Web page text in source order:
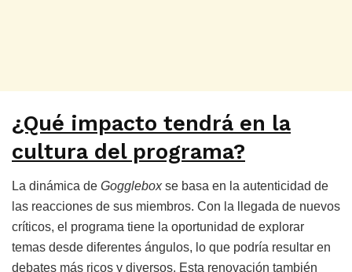
¿Qué impacto tendrá en la
cultura del programa?
La dinámica de Goggleboxse basa en la autenticidad de
las reacciones de sus miembros. Con la llegada de nuevos
críticos, el programa tiene la oportunidad de explorar
temas desde diferentes ángulos, lo que podría resultar en
debates más ricos y diversos. Esta renovación también